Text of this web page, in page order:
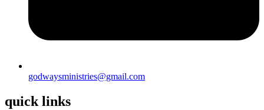
godwaysministries@gmail.com
quick links